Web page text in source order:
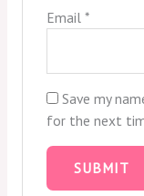
Email *
Save my
for the next